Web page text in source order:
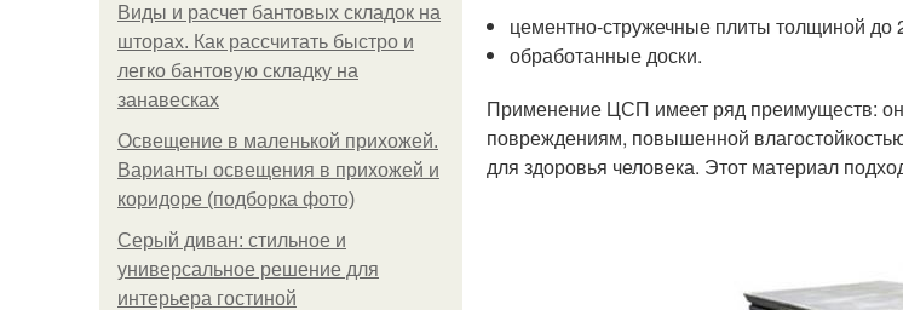
Виды и расчет бантовых складок на
шторах. Как рассчитать быстро и
легко бантовую складку на
занавесках
Освещение в маленькой прихожей.
Варианты освещения в прихожей и
коридоре (подборка фото)
Серый диван: стильное и
универсальное решение для
интерьера гостиной
цементно-стружечные плиты толщиной до
обработанные доски.
Применение ЦСП имеет ряд преимуществ:
повреждениям, повышенной
для здоровья человека. Этот материал